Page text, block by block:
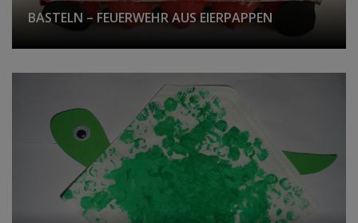
BASTELN – FEUERWEHR AUS EIERPAPPEN